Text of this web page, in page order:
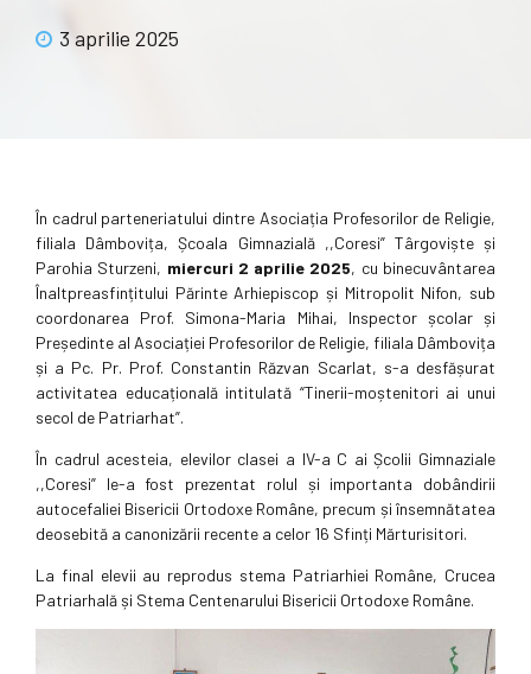
3 aprilie 2025
În cadrul parteneriatului dintre Asociația Profesorilor de Religie,
filiala Dâmbovița, Școala Gimnazială ,,Coresi” Târgoviște și
Parohia Sturzeni, miercuri 2 aprilie 2025, cu binecuvântarea
Înaltpreasfințitului Părinte Arhiepiscop și Mitropolit Nifon, sub
coordonarea Prof. Simona-Maria Mihai, Inspector școlar și
Președinte al Asociației Profesorilor de Religie, filiala Dâmbovița
și a Pc. Pr. Prof. Constantin Răzvan Scarlat, s-a desfășurat
activitatea educațională intitulată “Tinerii-moștenitori ai unui
secol de Patriarhat”.
În cadrul acesteia, elevilor clasei a IV-a C ai Școlii Gimnaziale
,,Coresi” le-a fost prezentat rolul și importanta dobândirii
autocefaliei Bisericii Ortodoxe Române, precum și însemnătatea
deosebită a canonizării recente a celor 16 Sfinți Mărturisitori.
La final elevii au reprodus stema Patriarhiei Române, Crucea
Patriarhală și Stema Centenarului Bisericii Ortodoxe Române.